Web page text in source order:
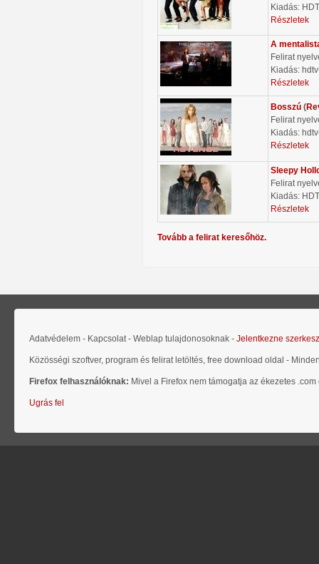
Kiadás:
Részletek
A
Felirat
Kiadás:
Részletek
Bosszú (
Felirat
Kiadás:
Részletek
Sleepy
Felirat
Kiadás:
Részletek
Tovább a felirat keresőhöz.
Adatvédelem - Kapcsolat - Weblap tulajdonosoknak - Jelentkezne
Közösségi szoftver, program és felirat letöltés, free download oldal -
Firefox felhasználóknak: Mivel a Firefox nem támogatja az ékezetes
Ugrás fel